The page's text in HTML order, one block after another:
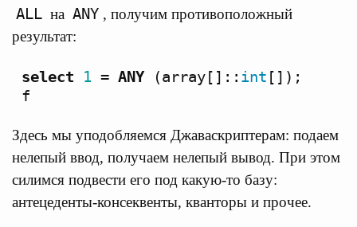
ALL на ANY , получим противоположный
результат:
select 1 = ANY (array[]:: int []);
f
Здесь мы уподобляемся Джаваскриптерам: подаем
нелепый ввод, получаем нелепый вывод. При этом
силимся подвести его под какую-то базу:
антецеденты-консеквенты, кванторы и прочее.